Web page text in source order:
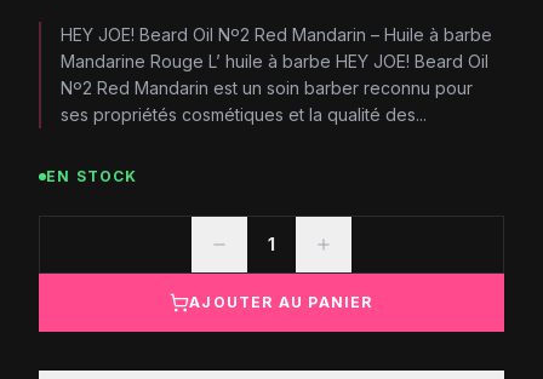
HEY JOE! Beard Oil Nº2 Red Mandarin – Huile à barbe
Mandarine Rouge L’ huile à barbe HEY JOE! Beard Oil
Nº2 Red Mandarin est un soin barber reconnu pour
ses propriétés cosmétiques et la qualité des...
EN STOCK
1
AJOUTER AU PANIER